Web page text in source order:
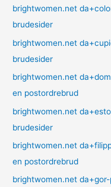
brightwomen.net
brudesider
brightwomen.net
brudesider
brightwomen.net
en postordrebrud
brightwomen.net
brudesider
brightwomen.net
en postordrebrud
brightwomen.net